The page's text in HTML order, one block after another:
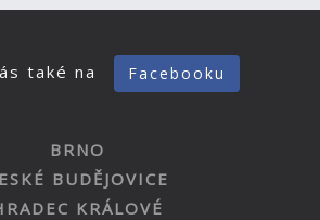
také na Facebooku
BRNO
BUDĚJOVICE
KRÁLOVÉ